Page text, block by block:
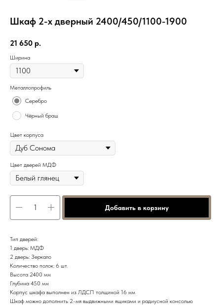
Шкаф 2-х дверный 2400/450/1100-1900
21 650 р.
Ширина
Металлопрофиль
Серебро
Чёрный браш
Цвет корпуса
Цвет дверей МДФ
Добавить в корзину
Тип дверей:
1 дверь: МДФ
2 дверь: Зеркало
Количество полок: 6 шт.
Высота 2400 мм
Глубина 450 мм
Корпус шкафа выполнен из ЛДСП толщиной 16 мм
Шкаф можно дополнить 2-мя выдвижными ящиками и радиусной консолью